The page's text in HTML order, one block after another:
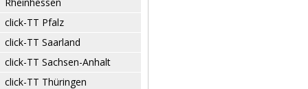
click-TT Pfalz
click-TT Saarland
click-TT Sachsen-Anhalt
click-TT Thüringen